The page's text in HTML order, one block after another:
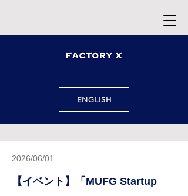
ENGLISH
2026/06/01
【イベント】「MUFG Startup